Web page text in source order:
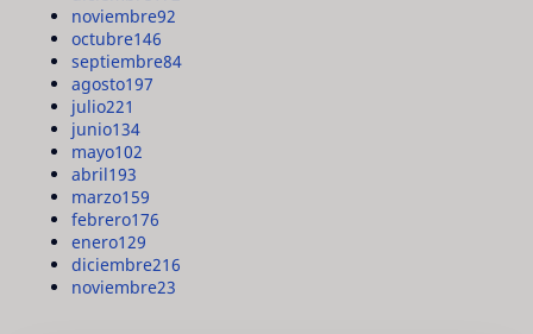
noviembre92
octubre146
septiembre84
agosto197
julio221
junio134
mayo102
abril193
marzo159
febrero176
enero129
diciembre216
noviembre23